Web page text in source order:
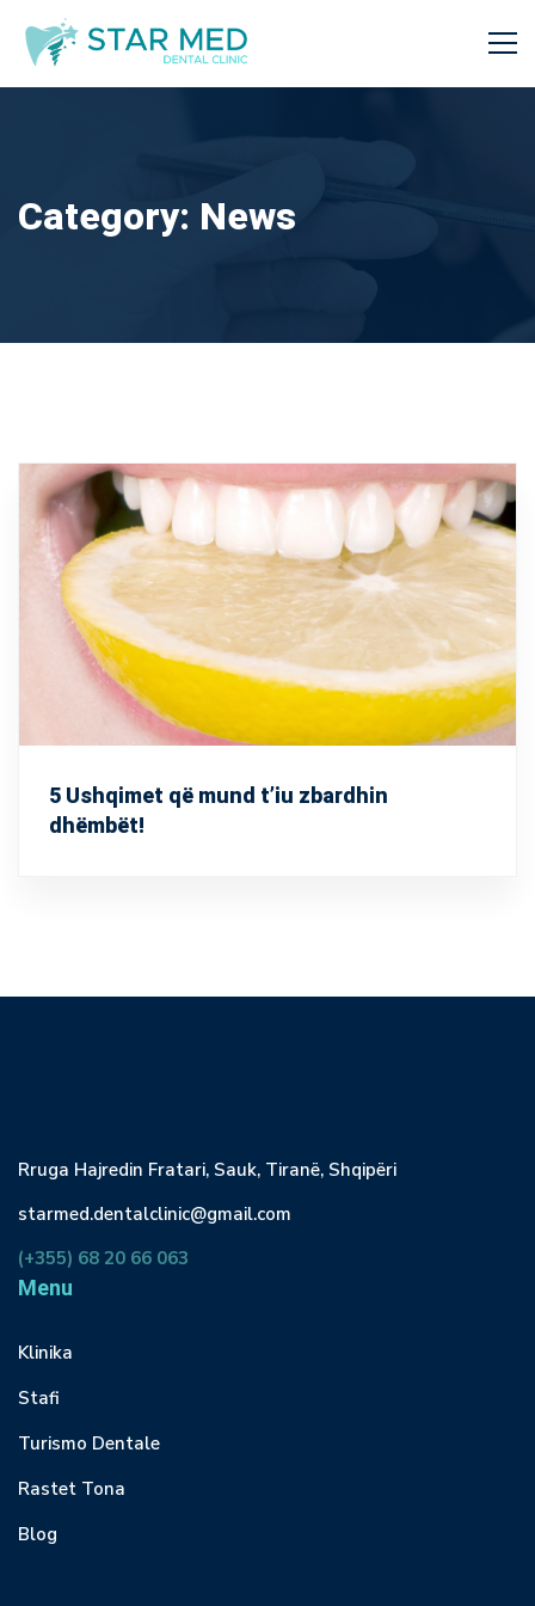
Category: News
5 Ushqimet që mund t’iu zbardhin
dhëmbët!
Rruga Hajredin Fratari, Sauk, Tiranë, Shqipëri
starmed.dentalclinic@gmail.com
(+355) 68 20 66 063
Menu
Klinika
Stafi
Turismo Dentale
Rastet Tona
Blog